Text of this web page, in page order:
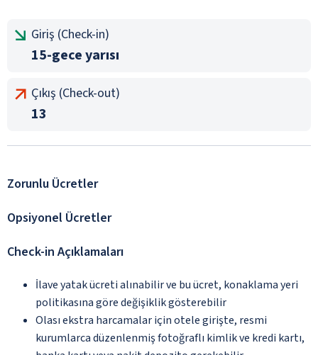
Giriş (Check-in)
15-gece yarısı
Çıkış (Check-out)
13
Zorunlu Ücretler
Opsiyonel Ücretler
Check-in Açıklamaları
İlave yatak ücreti alınabilir ve bu ücret, konaklama yeri
politikasına göre değişiklik gösterebilir
Olası ekstra harcamalar için otele girişte, resmi
kurumlarca düzenlenmiş fotoğraflı kimlik ve kredi kartı,